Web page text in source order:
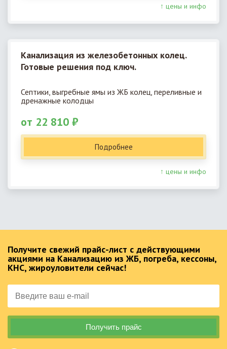
↑ цены и инфо
Канализация из железобетонных колец.
Готовые решения под ключ.
Септики, выгребные ямы из ЖБ колец, переливные и
дренажные колодцы
от 22 810 ₽
Подробнее
↑ цены и инфо
Получите свежий прайс-лист с действующими
акциями на Канализацию из ЖБ, погреба, кессоны,
КНС, жироуловители сейчас!